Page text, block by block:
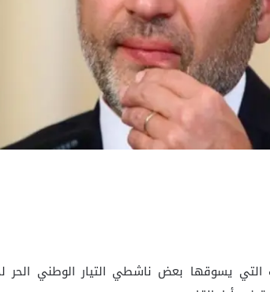
التي يسوقها بعض ناشطي التيار الوطني